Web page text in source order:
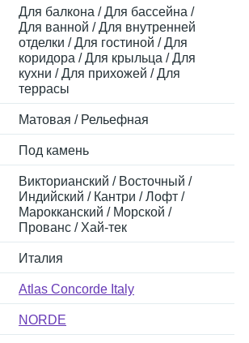
Для балкона / Для бассейна /
Для ванной / Для внутренней
отделки / Для гостиной / Для
коридора / Для крыльца / Для
кухни / Для прихожей / Для
террасы
Матовая / Рельефная
Под камень
Викторианский / Восточный /
Индийский / Кантри / Лофт /
Марокканский / Морской /
Прованс / Хай-тек
Италия
Atlas Concorde Italy
NORDE